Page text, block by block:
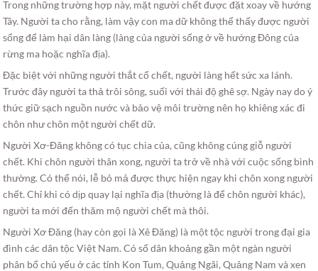
Trong những trường hợp này, mặt người chết được đặt xoay về hướng
Tây. Người ta cho rằng, làm vậy con ma dữ không thể thấy được người
sống để làm hại dân làng (làng của người sống ở về hướng Đông của
rừng ma hoặc nghĩa địa).
Đặc biệt với những người thắt cổ chết, người làng hết sức xa lánh.
Trước đây người ta thả trôi sông, suối với thái độ ghê sợ. Ngày nay do ý
thức giữ sạch nguồn nước và bảo vệ môi trường nên họ khiêng xác đi
chôn như chôn một người chết dữ.
Người Xơ-Đăng không có tục chia của, cũng không cúng giỗ người
chết. Khi chôn người thân xong, người ta trở về nhà với cuộc sống bình
thường. Có thể nói, lễ bỏ mả được thực hiện ngay khi chôn xong người
chết. Chỉ khi có dịp quay lại nghĩa địa (thường là để chôn người khác),
người ta mới đến thăm mộ người chết mà thôi.
Người Xơ Đăng (hay còn gọi là Xê Đăng) là một tộc người trong đại gia
đình các dân tộc Việt Nam. Có số dân khoảng gần một ngàn người
phân bổ chủ yếu ở các tỉnh Kon Tum, Quảng Ngãi, Quảng Nam và xen